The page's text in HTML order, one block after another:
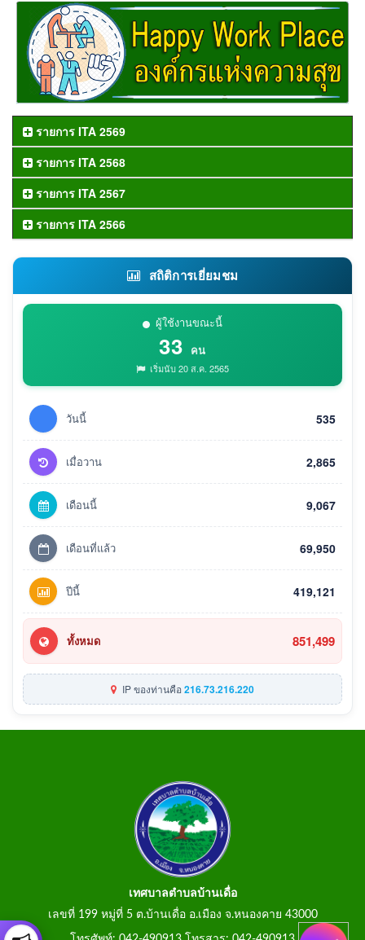
รายการ ITA 2569
รายการ ITA 2568
รายการ ITA 2567
รายการ ITA 2566
สถิติการเยี่ยมชม
ผู้ใช้งานขณะนี้
33 คน
เริ่มนับ 20 ส.ค. 2565
วันนี้ 535
เมื่อวาน 2,865
เดือนนี้ 9,067
เดือนที่แล้ว 69,950
ปีนี้ 419,121
ทั้งหมด 851,499
IP ของท่านคือ216.73.216.220
เทศบาลตำบลบ้านเดื่อ
เลขที่ 199 หมู่ที่ 5 ต.บ้านเดื่อ อ.เมือง จ.หนองคาย 43000